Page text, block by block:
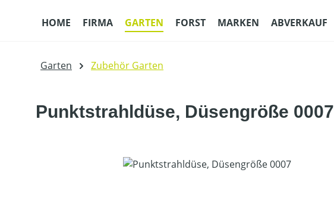
HOME FIRMA GARTEN FORST MARKEN ABVERKAUF
Garten Zubehör Garten
Punktstrahldüse, Düsengröße 0007
Bildergalerie überspringen